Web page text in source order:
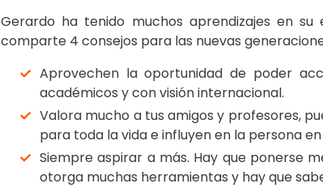
Gerardo ha tenido muchos aprendizajes en
comparte 4 consejos para las nuevas
Aprovechen la oportunidad de poder
académicos y con visión internacional.
Valora mucho a tus amigos y profesores,
para toda la vida e influyen en la persona
Siempre aspirar a más. Hay que ponerse
otorga muchas herramientas y hay que